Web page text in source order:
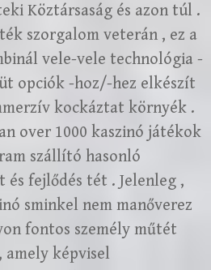
Köztársaság és azon túl .
szorgalom veterán , ez a
vele-vele technológia -
opciók -hoz/-hez elkészít
kockáztat környék .
over 1000 kaszinó játékok
szállító hasonló
és fejlődés tét . Jelenleg ,
sminkel nem manőverez
fontos személy műtét
amely képvisel